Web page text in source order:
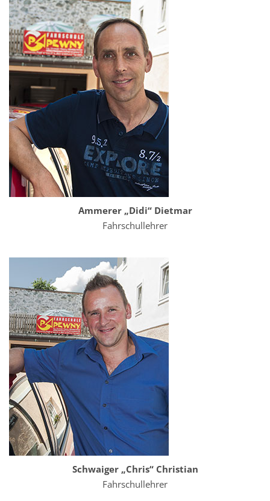
Ammerer „Didi“ Dietmar
Fahrschullehrer
Schwaiger „Chris“ Christian
Fahrschullehrer